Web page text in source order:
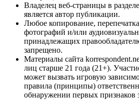
Владелец веб-страницы в
является автор публикации.
Любое копирование,
фотографий и/или
принадлежащих
запрещено.
Материалы сайта
лиц старше 21 года (21+).
может вызвать игровую
правила (принципы)
обнаружении первых признаков